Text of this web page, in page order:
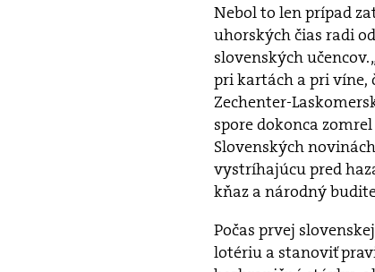
Nebol to len prípad
uhorských čias radi
slovenských
pri kartách a pri víne,
Zechenter-
spore dokonca
Slovenských
vystríhajúcu pred
kňaz a národný
Počas prvej
lotériu a stanoviť